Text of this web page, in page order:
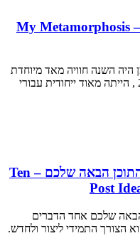
המטמורפוזה שלי בברנינגמן 2019 – My Metamorphosis
בברנינגמן 2019 ברנינגמן היה השנה חוויה מאד מיוחדת
בשבילי. המטמורפוזה שלי בברנינגמן 2019 , הייתה מאוד ייחודית עבורי
10 רעיונות לפוסטים עבור תכנית התוכן הבאה שלכם – Ten
Post
הבאה שלכם אחד הדברים
הצורך התמידי ליצור ולחדש.